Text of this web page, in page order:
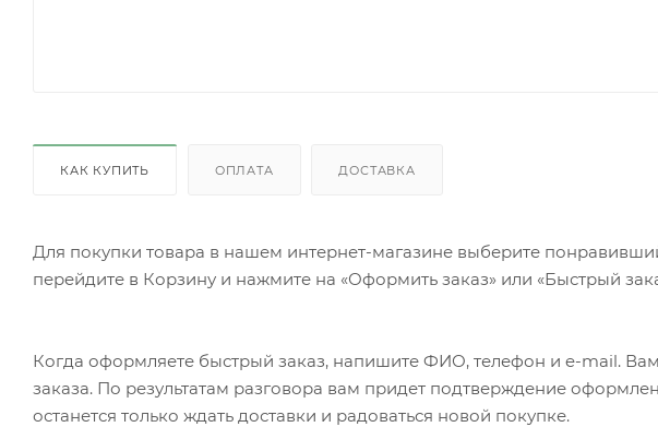
КАК КУПИТЬ ОПЛАТА ДОСТАВКА
Для покупки товара в нашем интернет-магазине выберите
перейдите в Корзину и нажмите на «Оформить заказ» или «Быстрый
Когда оформляете быстрый заказ, напишите ФИО, телефон и e-mail.
заказа. По результатам разговора вам придет подтверждение
останется только ждать доставки и радоваться новой покупке.